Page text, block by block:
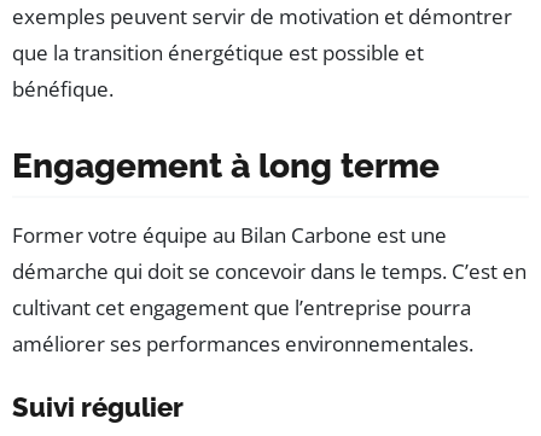
exemples peuvent servir de motivation et démontrer
que la transition énergétique est possible et
bénéfique.
Engagement à long terme
Former votre équipe au Bilan Carbone est une
démarche qui doit se concevoir dans le temps. C’est en
cultivant cet engagement que l’entreprise pourra
améliorer ses performances environnementales.
Suivi régulier